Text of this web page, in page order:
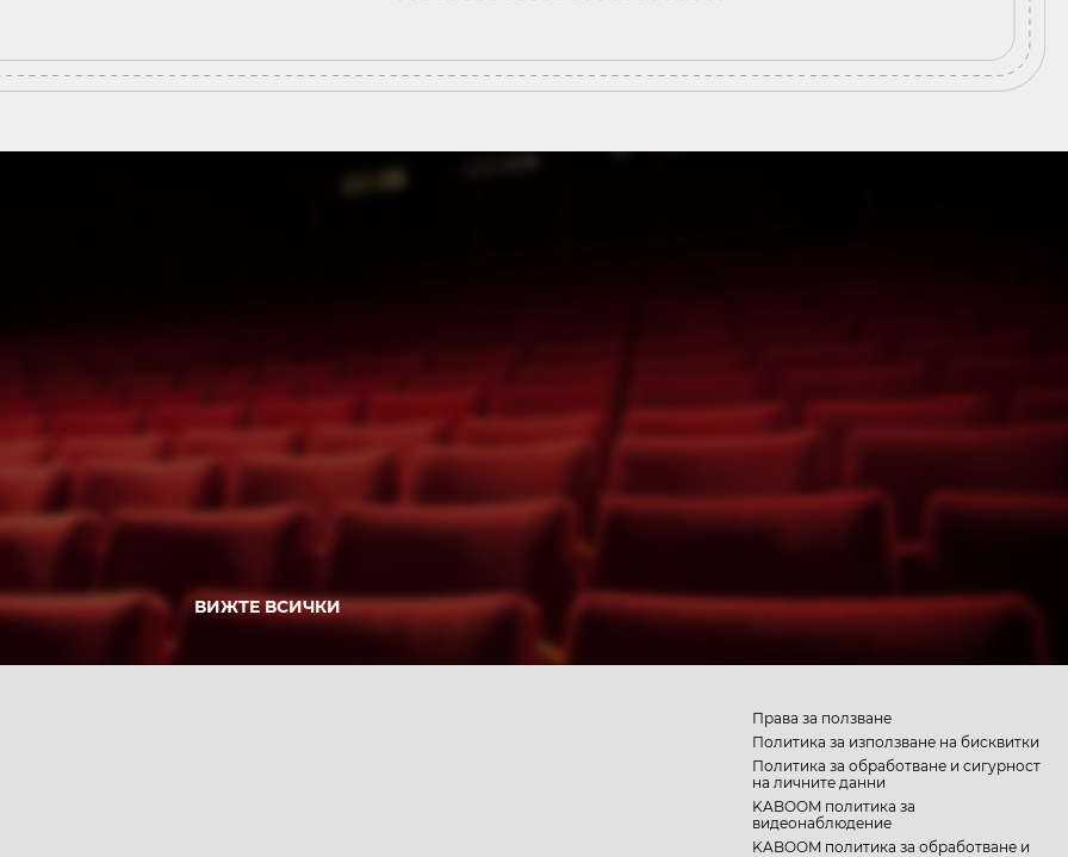
ВИЖТЕ ВСИЧКИ
Права за ползване
Политика за използване на бисквитки
Политика за обработване и сигурност
на личните данни
KABOOM политика за
видеонаблюдение
KABOOM политика за обработване и